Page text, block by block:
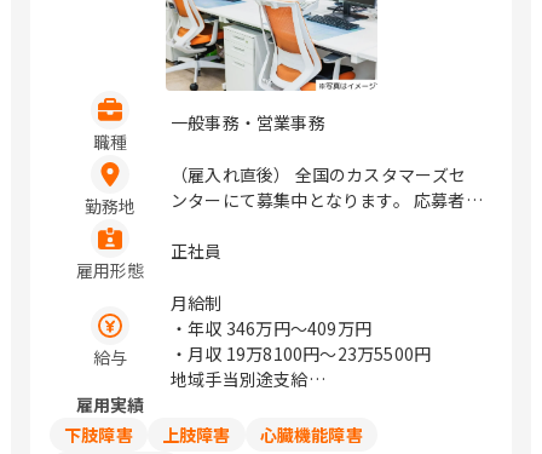
職種
一般事務・営業事務
勤務地
（雇入れ直後） 全国のカスタマーズセ
ンターにて募集中となります。 応募者様
ます。 大阪府大阪市北区大淀中1丁目1
ト34F / 梅田
雇用形態
正社員
給与
月給制
・年収 346万円〜409万円
・月収 19万8100円〜23万5500円
地域手当別途支給
雇用実績
下肢障害
上肢障害
心臓機能障害